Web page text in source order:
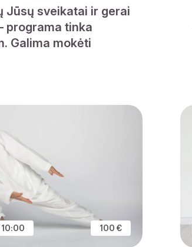
Jūsų sveikatai ir gerai
programa tinka
Galima mokėti
10:00 100 €